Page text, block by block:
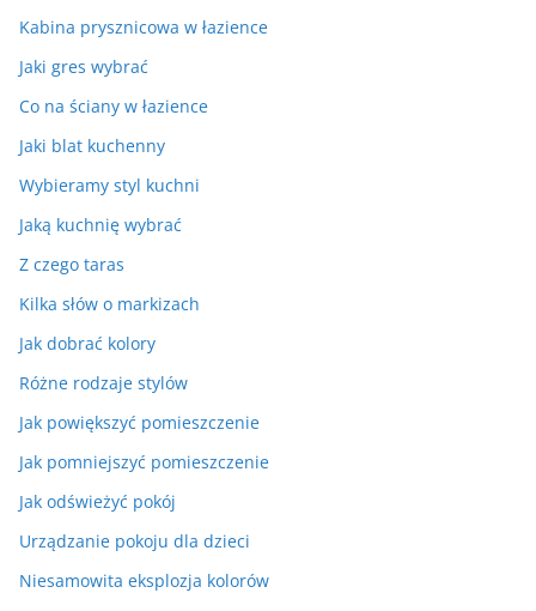
Kabina prysznicowa w łazience
Jaki gres wybrać
Co na ściany w łazience
Jaki blat kuchenny
Wybieramy styl kuchni
Jaką kuchnię wybrać
Z czego taras
Kilka słów o markizach
Jak dobrać kolory
Różne rodzaje stylów
Jak powiększyć pomieszczenie
Jak pomniejszyć pomieszczenie
Jak odświeżyć pokój
Urządzanie pokoju dla dzieci
Niesamowita eksplozja kolorów